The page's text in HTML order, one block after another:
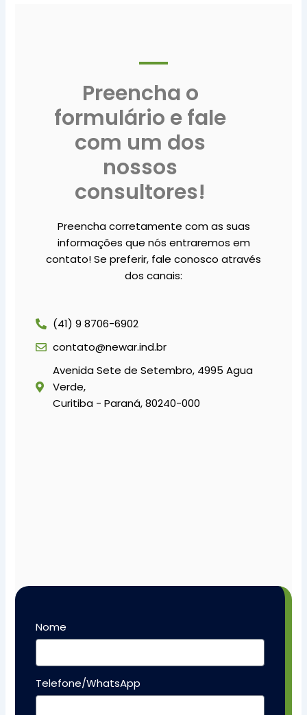
Preencha o
formulário e fale
com um dos
nossos
consultores!
Preencha corretamente com as suas
informações que nós entraremos em
contato! Se preferir, fale conosco através
dos canais:
(41) 9 8706-6902
contato@newar.ind.br
Avenida Sete de Setembro, 4995 Agua
Verde,
Curitiba - Paraná, 80240-000
Nome
Telefone/WhatsApp